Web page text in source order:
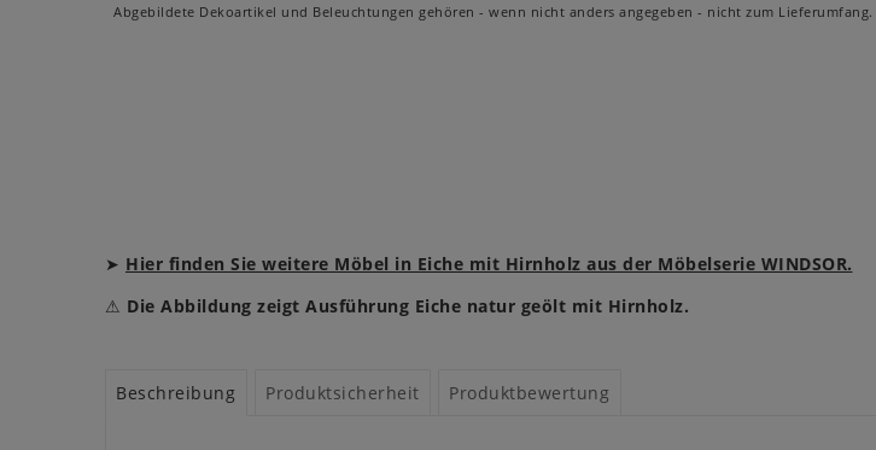
Abgebildete Dekoartikel und Beleuchtungen gehören - wenn nicht anders angegeben - nicht zum Lieferumfang.
➤ Hier finden Sie weitere Möbel in Eiche mit Hirnholz aus der Möbelserie WINDSOR.
⚠ Die Abbildung zeigt Ausführung Eiche natur geölt mit Hirnholz.
Beschreibung Produktsicherheit Produktbewertung